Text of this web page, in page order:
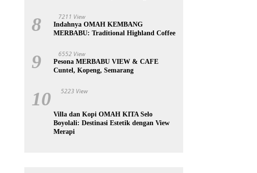
8 7211 View
Indahnya OMAH KEMBANG
MERBABU: Traditional Highland Coffee
9 6552 View
Pesona MERBABU VIEW & CAFE
Cuntel, Kopeng, Semarang
10 5223 View
Villa dan Kopi OMAH KITA Selo
Boyolali: Destinasi Estetik dengan View
Merapi